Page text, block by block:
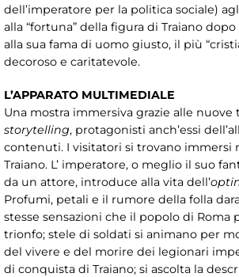
dell’imperatore per la politica sociale)
alla “fortuna” della figura di Traiano
alla sua fama di uomo giusto, il più
decoroso e caritatevole.
L’APPARATO MULTIMEDIALE
Una mostra immersiva grazie alle nuove
storytelling, protagonisti anch’essi
contenuti. I visitatori si trovano immersi
Traiano. L’ imperatore, o meglio il suo
da un attore, introduce alla vita dell’
Profumi, petali e il rumore della folla
stesse sensazioni che il popolo di Roma
trionfo; stele di soldati si animano per
del vivere e del morire dei legionari
di conquista di Traiano; si ascolta la